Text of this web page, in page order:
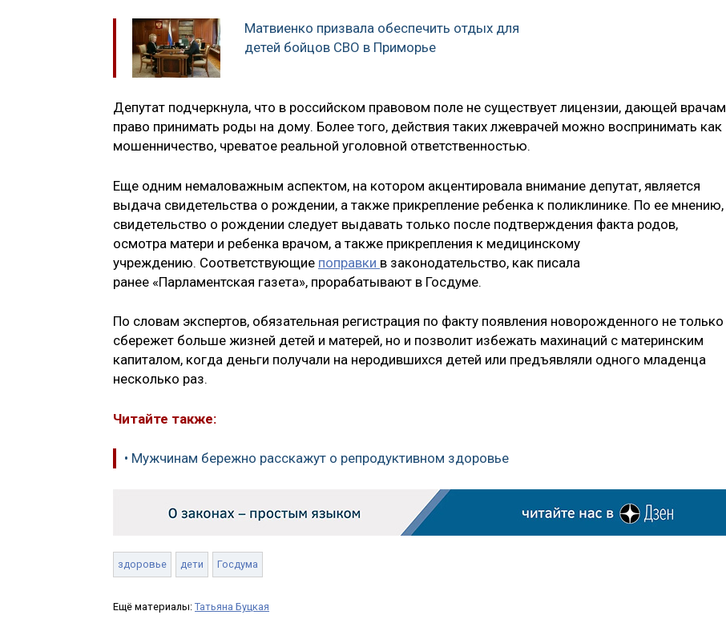
Матвиенко призвала обеспечить отдых для
детей бойцов СВО в Приморье
Депутат подчеркнула, что в российском правовом поле не существует лицензии, дающей врачам
право принимать роды на дому. Более того, действия таких лжеврачей можно воспринимать как
мошенничество, чреватое реальной уголовной ответственностью.
Еще одним немаловажным аспектом, на котором акцентировала внимание депутат, является
выдача свидетельства о рождении, а также прикрепление ребенка к поликлинике. По ее мнению,
свидетельство о рождении следует выдавать только после подтверждения факта родов,
осмотра матери и ребенка врачом, а также прикрепления к медицинскому
учреждению. Соответствующие поправки в законодательство, как писала
ранее «Парламентская газета», прорабатывают в Госдуме.
По словам экспертов, обязательная регистрация по факту появления новорожденного не только
сбережет больше жизней детей и матерей, но и позволит избежать махинаций с материнским
капиталом, когда деньги получали на неродившихся детей или предъявляли одного младенца
несколько раз.
Читайте также:
• Мужчинам бережно расскажут о репродуктивном здоровье
здоровье дети Госдума
Ещё материалы: Татьяна Буцкая